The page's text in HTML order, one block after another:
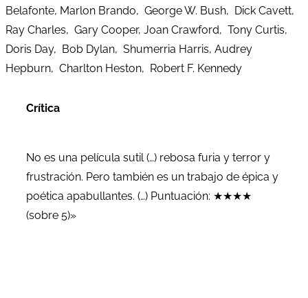
Belafonte, Marlon Brando, George W. Bush, Dick Cavett,
Ray Charles, Gary Cooper, Joan Crawford, Tony Curtis,
Doris Day, Bob Dylan, Shumerria Harris, Audrey
Hepburn, Charlton Heston, Robert F. Kennedy
Crítica
No es una película sutil (…) rebosa furia y terror y
frustración. Pero también es un trabajo de épica y
poética apabullantes. (…) Puntuación: ★★★★
(sobre 5)»